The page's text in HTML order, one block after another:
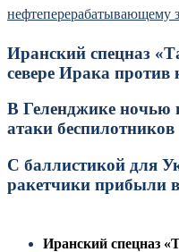
нефтеперерабатывающему
Иранский спецназ
севере Ирака
В Геленджике ночью
атаки беспилотников
С баллистикой для
ракетчики прибыли
Иранский спецназ